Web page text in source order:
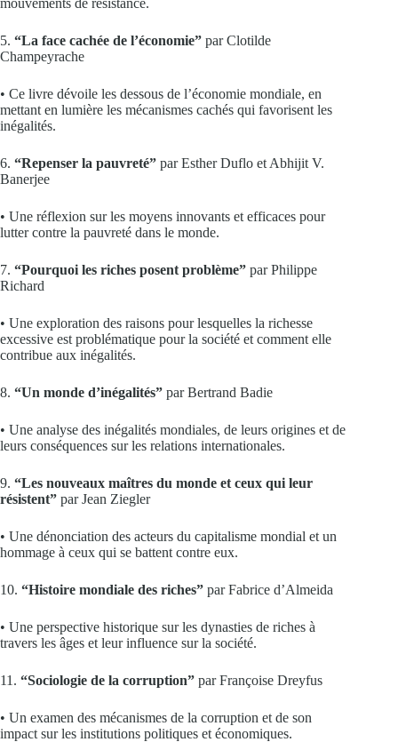
5. “La face cachée de l’économie” par Clotilde
Champeyrache
• Ce livre dévoile les dessous de l’économie mondiale, en
mettant en lumière les mécanismes cachés qui favorisent les
inégalités.
6. “Repenser la pauvreté” par Esther Duflo et Abhijit V.
Banerjee
• Une réflexion sur les moyens innovants et efficaces pour
lutter contre la pauvreté dans le monde.
7. “Pourquoi les riches posent problème” par Philippe
Richard
• Une exploration des raisons pour lesquelles la richesse
excessive est problématique pour la société et comment elle
contribue aux inégalités.
8. “Un monde d’inégalités” par Bertrand Badie
• Une analyse des inégalités mondiales, de leurs origines et de
leurs conséquences sur les relations internationales.
9. “Les nouveaux maîtres du monde et ceux qui leur
résistent” par Jean Ziegler
• Une dénonciation des acteurs du capitalisme mondial et un
hommage à ceux qui se battent contre eux.
10. “Histoire mondiale des riches” par Fabrice d’Almeida
• Une perspective historique sur les dynasties de riches à
travers les âges et leur influence sur la société.
11. “Sociologie de la corruption” par Françoise Dreyfus
• Un examen des mécanismes de la corruption et de son
impact sur les institutions politiques et économiques.